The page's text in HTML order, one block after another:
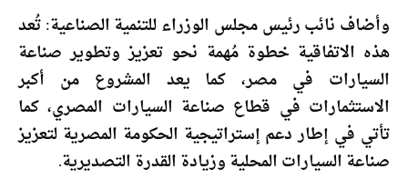
وأضاف نائب رئيس مجلس الوزراء للتنمية الصناعية: تُعد
هذه الاتفاقية خطوة مُهمة نحو تعزيز وتطوير صناعة
السيارات في مصر، كما يعد المشروع من أكبر
الاستثمارات في قطاع صناعة السيارات المصري، كما
تأتي في إطار دعم إستراتيجية الحكومة المصرية لتعزيز
صناعة السيارات المحلية وزيادة القدرة التصديرية.